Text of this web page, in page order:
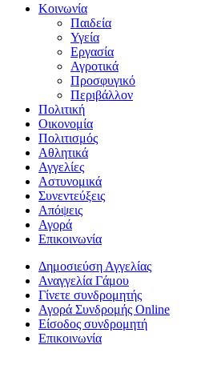
Κοινωνία
Παιδεία
Υγεία
Εργασία
Αγροτικά
Προσφυγικό
Περιβάλλον
Πολιτική
Οικονομία
Πολιτισμός
Αθλητικά
Αγγελίες
Αστυνομικά
Συνεντεύξεις
Απόψεις
Αγορά
Επικοινωνία
Δημοσιεύση Αγγελίας
Αναγγελία Γάμου
Γίνετε συνδρομητής
Αγορά Συνδρομής Online
Είσοδος συνδρομητή
Επικοινωνία